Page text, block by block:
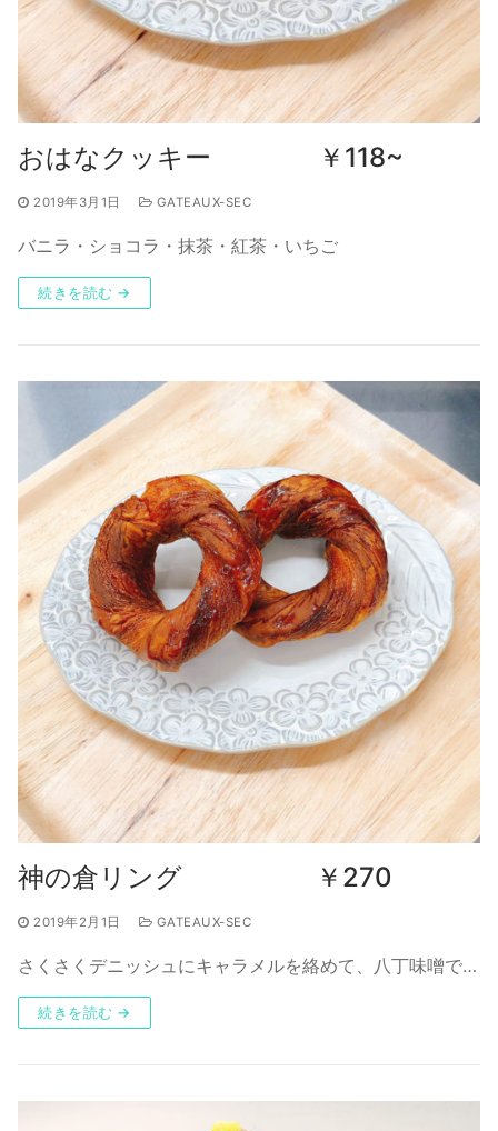
おはなクッキー ￥118~
2019年3月1日 GATEAUX-SEC
バニラ・ショコラ・抹茶・紅茶・いちご
続きを読む →
神の倉リング ￥270
2019年2月1日 GATEAUX-SEC
さくさくデニッシュにキャラメルを絡めて、八丁味噌で…
続きを読む →